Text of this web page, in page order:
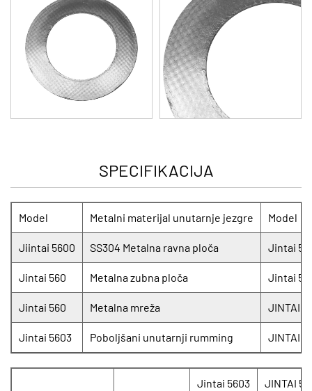
SPECIFIKACIJA
Model Metalni materijal unutarnje jezgre Model
Jiintai 5600 SS304 Metalna ravna ploča Jintai
Jintai 560 Metalna zubna ploča Jintai
Jintai 560 Metalna mreža JINTAI
Jintai 5603 Poboljšani unutarnji rumming JINTAI
Jintai 5603 JINTAI